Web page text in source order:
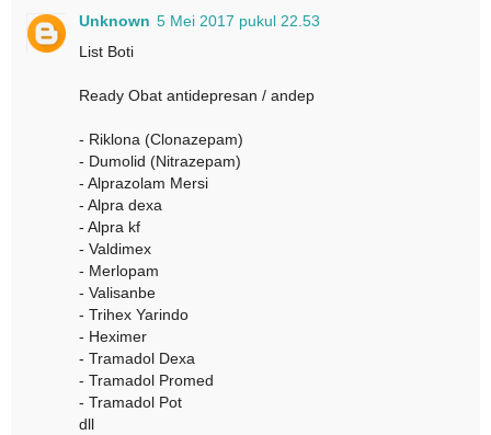
Unknown 5 Mei 2017 pukul 22.53
List Boti
Ready Obat antidepresan / andep
- Riklona (Clonazepam)
- Dumolid (Nitrazepam)
- Alprazolam Mersi
- Alpra dexa
- Alpra kf
- Valdimex
- Merlopam
- Valisanbe
- Trihex Yarindo
- Heximer
- Tramadol Dexa
- Tramadol Promed
- Tramadol Pot
dll